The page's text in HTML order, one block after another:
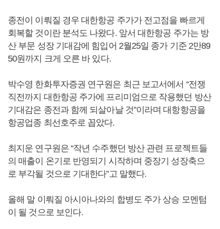
종전이 이뤄질 경우 대한항공 주가가 전고점을 빠르게
회복할 것이란 분석도 나왔다. 앞서 대한항공 주가는 방
산 부문 성장 기대감에 힘입어 2월25일 종가 기준 2만89
50원까지 크게 오른 바 있다.
박수영 한화투자증권 연구원은 최근 보고서에서 “전쟁
직전까지 대한항공 주가에 프리미엄으로 작용했던 방산
기대감은 종전과 함께 되살아날 것”이라며 대항항공을
항공업종 최선호주로 꼽았다.
최지운 연구원은 “작년 수주했던 방산 관련 프로젝트들
의 매출이 온기로 반영되기 시작하며 중장기 성장축으
로 부각될 것으로 기대한다”고 말했다.
올해 말 이뤄질 아시아나와의 합병도 주가 상승 모멘텀
이 될 것으로 보인다.